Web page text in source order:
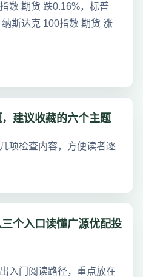
数 期货 跌0.16%，标普
斯达克 100指数 期货 涨
建议收藏的六个主题
项检查内容，方便读者逐
个入口读懂广源优配投
入门阅读路径，重点放在